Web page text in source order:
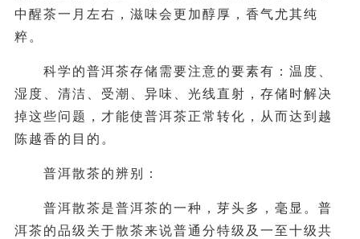
中醒茶一月左右，滋味会更加醇厚，香气尤其纯
粹。
科学的普洱茶存储需要注意的要素有：温度、
湿度、清洁、受潮、异味、光线直射，存储时解决
掉这些问题，才能使普洱茶正常转化，从而达到越
陈越香的目的。
普洱散茶的辨别：
普洱散茶是普洱茶的一种，芽头多，毫显。普
洱茶的品级关于散茶来说普通分特级及一至十级共